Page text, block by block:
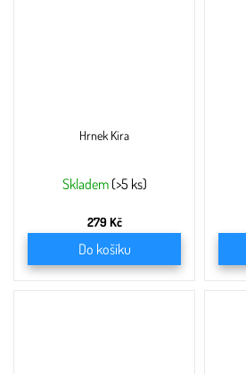
Hrnek Kira
Skladem (>5 ks)
279 Kč
Do košíku